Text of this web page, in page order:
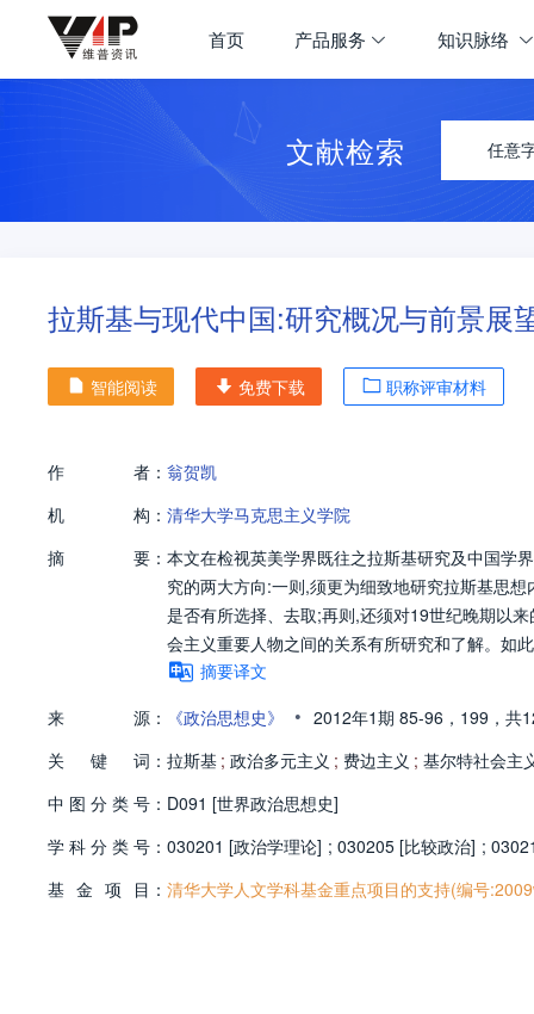
首页 产品服务 知识脉络
文献检索 任意
拉斯基与现代中国:研究概况与前景展
智能阅读 免费下载 职称评审材料
作 者： 翁贺凯
机
构： 清华大学马克思主义学院
摘
要： 本文在检视英美学界既往之拉斯基研究及中国学
究的两大方向:一则,须更为细致地研究拉斯基思
是否有所选择、去取;再则,还须对19世纪晚期以
会主义重要人物之间的关系有所研究和了解。如
摘要译文
来
源： 《政治思想史》 • 2012年1期 85-96， 199， 共
关
键 词： 拉斯基 ; 政治多元主义 ; 费边主义 ; 基尔特社会主
中 图 分 类 号： D091 [世界政治思想史]
学 科 分 类 号： 030201 [政治学理论] ; 030205 [比较政治] ;
基 金 项 目： 清华大学人文学科基金重点项目的支持(编号